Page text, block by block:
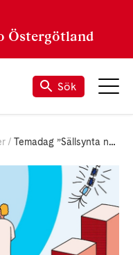
Östergötland
Sök
Temadag ”Sällsynta neuromuskulära sjukdomar” i Linköping